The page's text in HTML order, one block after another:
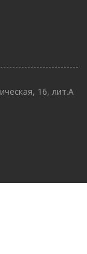
16, лит.А